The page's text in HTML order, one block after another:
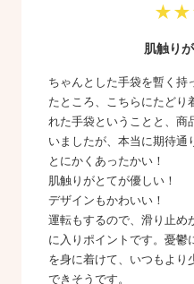
肌触り
ちゃんとした手袋を暫く持
たところ、こちらにたどり
れた手袋ということと、商
いましたが、本当に期待通
とにかくあったかい！
肌触りがとてが優しい！
デザインもかわいい！
運転もするので、滑り止め
に入りポイントです。憂鬱
を身に着けて、いつもより
できそうです。